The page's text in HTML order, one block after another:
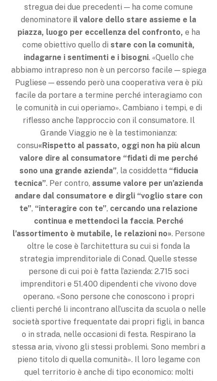
stregua dei due precedenti — ha come comune
denominatore il valore dello stare assieme e la
piazza, luogo per eccellenza del confronto, e ha
come obiettivo quello di stare con la comunità,
indagarne i sentimenti e i bisogni. «Quello che
abbiamo intrapreso non è un percorso facile — spiega
Pugliese — essendo però una cooperativa vera è più
facile da portare a termine perché interagiamo con
le comunità in cui operiamo». Cambiano i tempi, e di
riflesso anche l’approccio con il consumatore. Il
Grande Viaggio ne è la testimonianza:
consu«Rispetto al passato, oggi non ha più alcun
valore dire al consumatore “fidati di me perché
sono una grande azienda”, la cosiddetta “fiducia
tecnica”. Per contro, assume valore per un’azienda
andare dal consumatore e dirgli “voglio stare con
te”, “interagire con te”, cercando una relazione
continua e mettendoci la faccia. Perché
l’assortimento è mutabile, le relazioni no». Persone
oltre le cose è l’architettura su cui si fonda la
strategia imprenditoriale di Conad. Quelle stesse
persone di cui poi è fatta l’azienda: 2.715 soci
imprenditori e 51.400 dipendenti che vivono dove
operano. «Sono persone che conoscono i propri
clienti perché li incontrano all’uscita da scuola o nelle
società sportive frequentate dai propri figli, in banca
o in strada, nelle occasioni di festa. Respirano la
stessa aria, vivono gli stessi problemi. Sono membri a
pieno titolo di quella comunità». Il loro legame con
quel territorio è anche di tipo economico: molti